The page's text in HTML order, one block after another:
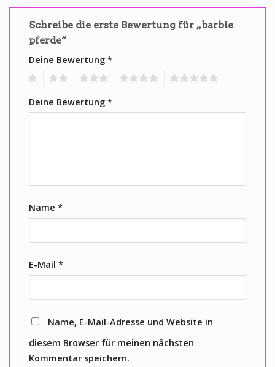
Schreibe die erste Bewertung für „barbie
pferde“
Deine Bewertung *
Deine Bewertung *
Name *
E-Mail *
Name, E-Mail-Adresse und Website in
diesem Browser für meinen nächsten
Kommentar speichern.